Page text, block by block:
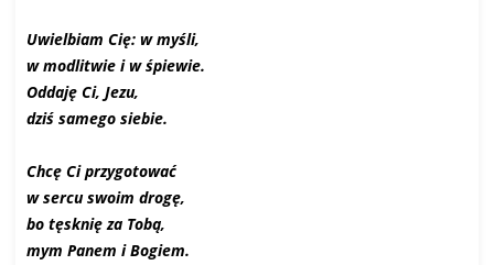
Uwielbiam Cię: w myśli,
w modlitwie i w śpiewie.
Oddaję Ci, Jezu,
dziś samego siebie.
Chcę Ci przygotować
w sercu swoim drogę,
bo tęsknię za Tobą,
mym Panem i Bogiem.